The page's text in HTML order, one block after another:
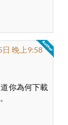
晚上9:58
你為何下載